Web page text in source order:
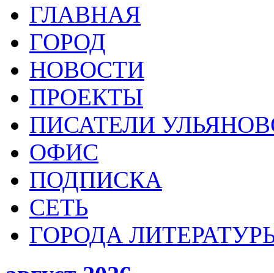
ГЛАВНАЯ
ГОРОД
НОВОСТИ
ПРОЕКТЫ
ПИСАТЕЛИ
ОФИС
ПОДПИСКА
СЕТЬ
ГОРОДА